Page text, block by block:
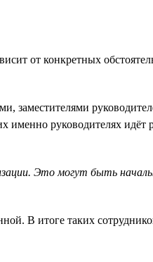
от конкретных
заместителями
руководителях
Это могут быть
В итоге таких